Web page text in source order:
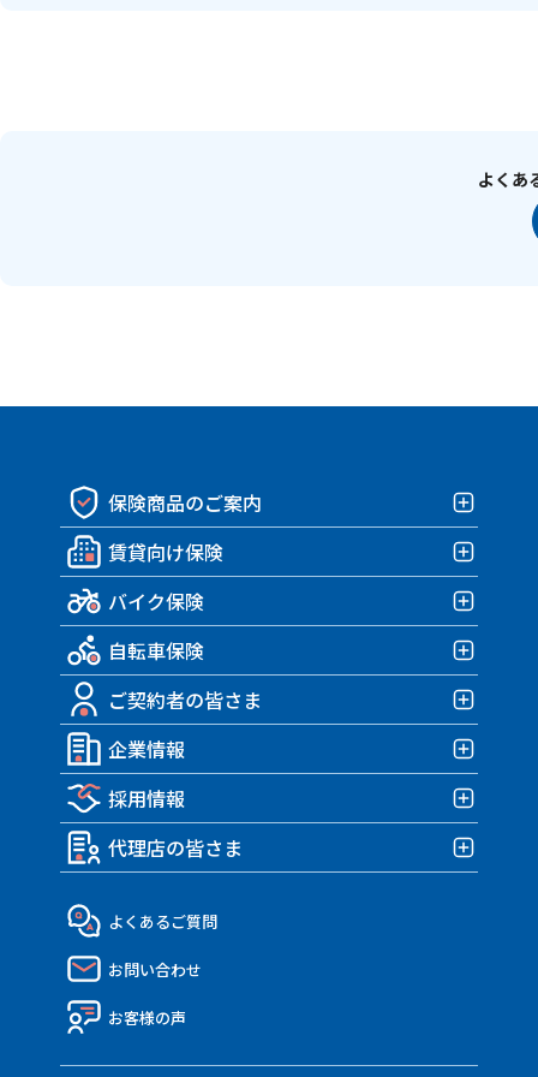
よくあ
保険商品のご案内
保険商品一覧賃貸向け保険
賃貸向け保険TOP
みんなの部屋保険 G4
みんなの部屋保険 G3
みんなの部屋保険 G2
みんなの部屋保険 Grande
みんなの部屋保険
みんなのテナント保険
バイク保険
バイク保険TOP
みんなのバイク保険
HARLEY｜車両＋盗難保険
TRIUMPH 車両＆盗難保険
アクサダイレクトのバイク保険
自転車保険
自転車保険TOP
みんなのスポーツサイクル保険
みんなのe-bike保険
すぽくるプラス
MATE.盗難＆車両保険
ご契約者の皆さま
ご契約者の皆さまTOP
各種お手続き
事故が発生したら？
企業情報
企業情報TOP
トップメッセージ・企業理念
決算報告書
ディスクロージャー資料
電子公告
採用情報
採用情報TOP
社員インタビュー
働き方・制度
代理店の皆さま
代理店の皆さまTOP
API連携のご紹介
Nico API仕様一覧
よくあるご質問
お問い合わせ
お客様の声